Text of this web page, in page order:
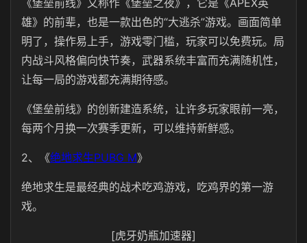
《堡垒前线》又称作《堡垒之夜》，它是《APEX英
雄》的前辈，也是一款出色的“大逃杀”游戏。画面简单
明了，操作易上手，游戏零门槛，玩家可以免费玩。局
内战斗风格偏向快节奏，武器系统丰富而充满随机性，
让每一局的游戏都充满期待感。
《堡垒前线》的创新建造系统，让许多玩家眼前一亮，
每两个月换一次赛季更新，可以维持新鲜感。
2、 《绝地求生PUBG M》
绝地求生是最经典的战术吃鸡游戏，吃鸡界的第一游
戏。
[虎牙奶瓶加速器]